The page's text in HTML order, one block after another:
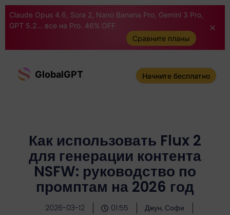
Claude Opus 4.6, Sora 2, Nano Banana Pro, Gemini 3 Pro,
GPT 5.2... все на Pro. 46% OFF
Сравните планы
GlobalGPT Начните бесплатно
Как использовать Flux 2
для генерации контента
NSFW: руководство по
промптам на 2026 год
2026-03-12 01:55
Джун, Софи